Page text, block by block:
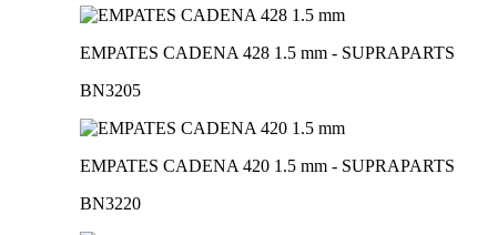
EMPATES CADENA 428 1.5 mm - SUPRAPARTS
BN3205
EMPATES CADENA 420 1.5 mm - SUPRAPARTS
BN3220